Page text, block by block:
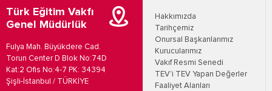
Türk Eğitim Vakfı
Genel Müdürlük
Fulya Mah. Büyükdere Cad.
Torun Center D Blok No:74D
Kat:2 Ofis No:4-7 PK: 34394
Şişli-İstanbul / TÜRKİYE
Hakkımızda
Tarihçemiz
Onursal Başkanlarımız
Kurucularımız
Vakıf Resmi Senedi
TEV'i TEV Yapan Değerler
Faaliyet Alanları